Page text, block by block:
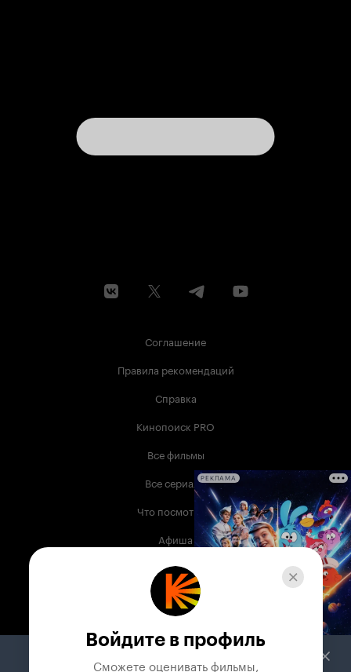
Соглашение
Правила рекомендаций
Справка
Кинопоиск PRO
Все фильмы
Все сериалы
Что посмотреть
Афиша
Музыка
Телепрограмма
Служба поддержки
РЕКЛАМА
Войдите в профиль
Сможете оценивать фильмы,